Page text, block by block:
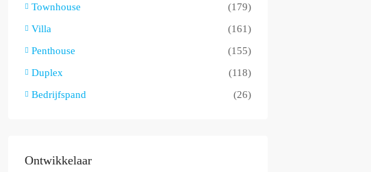
Townhouse
(179)
Villa
(161)
Penthouse
(155)
Duplex
(118)
Bedrijfspand
(26)
Ontwikkelaar